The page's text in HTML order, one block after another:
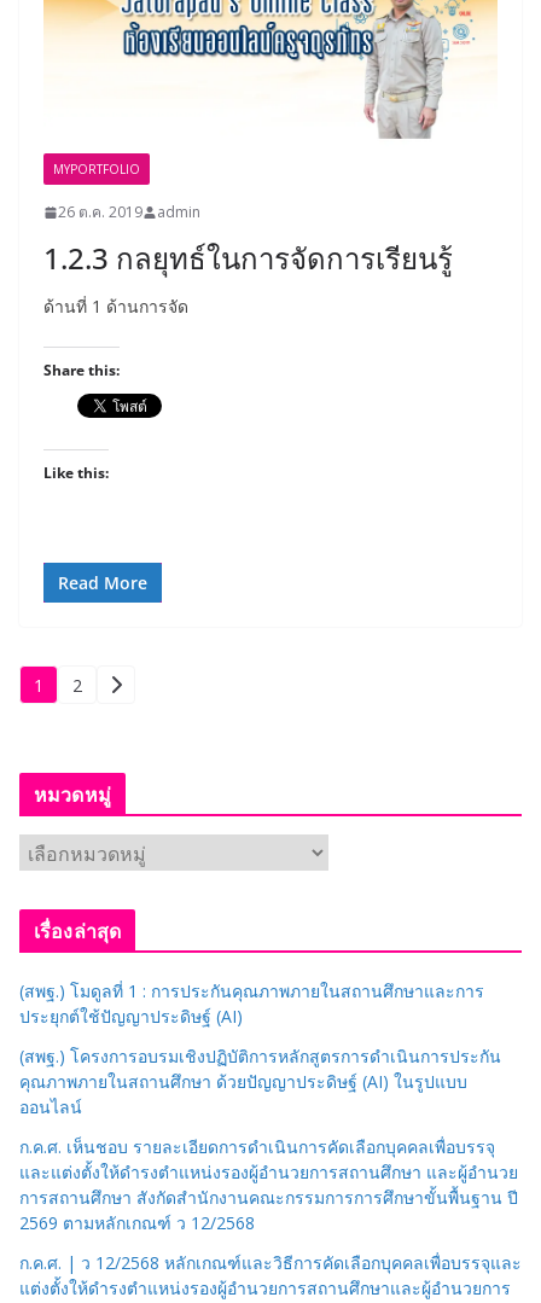
MYPORTFOLIO
26 ต.ค. 2019 admin
1.2.3 กลยุทธ์ในการจัดการเรียนรู้
ด้านที่ 1 ด้านการจัด
Share this:
Like this:
Read More
Posts
1 2
หมวดหมู่
ม
ว
มู่
เรื่องล่าสุด
(สพฐ.) โมดูลที่ 1 : การประกันคุณภาพภายในสถานศึกษาและการ
ประยุกต์ใช้ปัญญาประดิษฐ์ (AI)
(สพฐ.) โครงการอบรมเชิงปฏิบัติการหลักสูตรการดำเนินการประกัน
คุณภาพภายในสถานศึกษา ด้วยปัญญาประดิษฐ์ (AI) ในรูปแบบ
ออนไลน์
ก.ค.ศ. เห็นชอบ รายละเอียดการดำเนินการคัดเลือกบุคคลเพื่อบรรจุ
และแต่งตั้งให้ดำรงตำแหน่งรองผู้อำนวยการสถานศึกษา และผู้อำนวย
การสถานศึกษา สังกัดสำนักงานคณะกรรมการการศึกษาขั้นพื้นฐาน ปี
2569 ตามหลักเกณฑ์ ว 12/2568
ก.ค.ศ. | ว 12/2568 หลักเกณฑ์และวิธีการคัดเลือกบุคคลเพื่อบรรจุและ
แต่งตั้งให้ดำรงตำแหน่งรองผู้อำนวยการสถานศึกษาและผู้อำนวยการ